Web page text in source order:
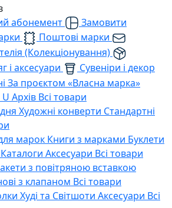
абонемент
Замовити
Поштові марки
(Колекціонування)
і аксесуари
Сувеніри і декор
За проєктом «Власна марка»
Архів Всі товари
Художні конверти Стандартні
марок Книги з марками Буклети
Каталоги Аксесуари Всі товари
з повітряною вставкою
з клапаном Всі товари
Худі та Світшоти Аксесуари Всі